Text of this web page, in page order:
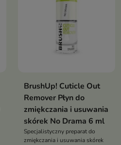
BrushUp! Cuticle Out
Remover Płyn do
zmiękczania i usuwania
skórek No Drama 6 ml
Specjalistyczny preparat do
zmiękczania i usuwania skórek